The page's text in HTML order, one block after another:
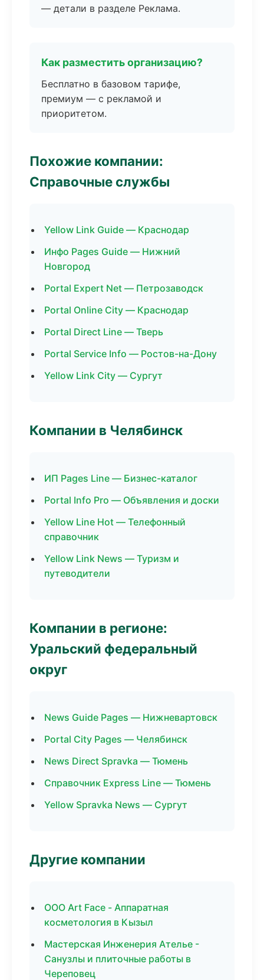
— детали в разделе Реклама.
Как разместить организацию?
Бесплатно в базовом тарифе,
премиум — с рекламой и
приоритетом.
Похожие компании:
Справочные службы
Yellow Link Guide — Краснодар
Инфо Pages Guide — Нижний
Новгород
Portal Expert Net — Петрозаводск
Portal Online City — Краснодар
Portal Direct Line — Тверь
Portal Service Info — Ростов-на-Дону
Yellow Link City — Сургут
Компании в Челябинск
ИП Pages Line — Бизнес-каталог
Portal Info Pro — Объявления и доски
Yellow Line Hot — Телефонный
справочник
Yellow Link News — Туризм и
путеводители
Компании в регионе:
Уральский федеральный
округ
News Guide Pages — Нижневартовск
Portal City Pages — Челябинск
News Direct Spravka — Тюмень
Справочник Express Line — Тюмень
Yellow Spravka News — Сургут
Другие компании
ООО Art Face - Аппаратная
косметология в Кызыл
Мастерская Инженерия Ателье -
Санузлы и плиточные работы в
Череповец